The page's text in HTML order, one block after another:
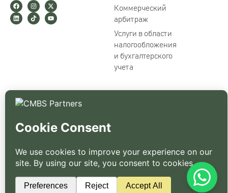
Коммерческий
арбитраж
Услуги в области
налогообложения
и бухгалтерского
учета
CMBS Partners FZ LLE. Все
права защищены.
Предупреждение о
мошенничестве
Политика в отношении
товарных знаков